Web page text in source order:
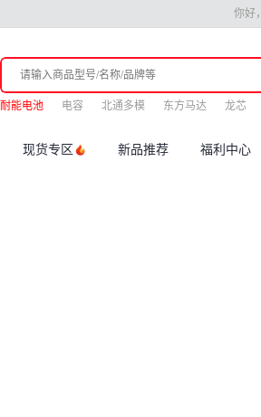
你好，
耐能电池 电容 北通多模 东方马达 龙芯
现货专区 新品推荐 福利中心